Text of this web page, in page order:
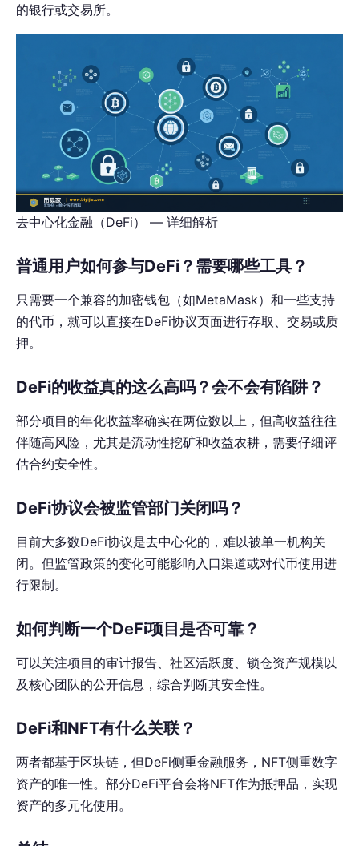
的银行或交易所。
去中心化金融（DeFi） — 详细解析
普通用户如何参与DeFi？需要哪些工具？
只需要一个兼容的加密钱包（如MetaMask）和一些支持
的代币，就可以直接在DeFi协议页面进行存取、交易或质
押。
DeFi的收益真的这么高吗？会不会有陷阱？
部分项目的年化收益率确实在两位数以上，但高收益往往
伴随高风险，尤其是流动性挖矿和收益农耕，需要仔细评
估合约安全性。
DeFi协议会被监管部门关闭吗？
目前大多数DeFi协议是去中心化的，难以被单一机构关
闭。但监管政策的变化可能影响入口渠道或对代币使用进
行限制。
如何判断一个DeFi项目是否可靠？
可以关注项目的审计报告、社区活跃度、锁仓资产规模以
及核心团队的公开信息，综合判断其安全性。
DeFi和NFT有什么关联？
两者都基于区块链，但DeFi侧重金融服务，NFT侧重数字
资产的唯一性。部分DeFi平台会将NFT作为抵押品，实现
资产的多元化使用。